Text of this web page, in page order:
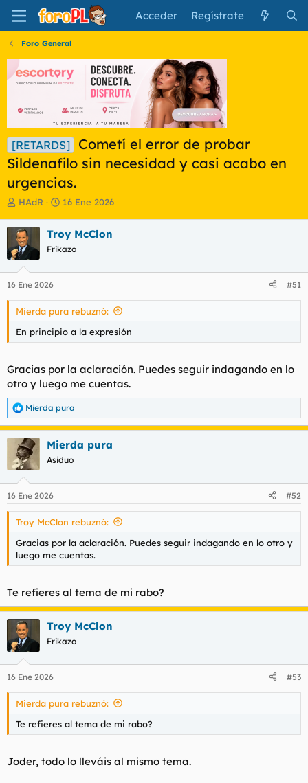
Acceder Regístrate
Foro General
[RETARDS]
Cometí el error de probar
Sildenafilo sin necesidad y casi acabo en
urgencias.
I
i
c
i
a
d
o
r
d
l
m
a
HAdR
F
h
a
e
n
i
i
16 Ene 2026
Troy McClon
Frikazo
16 Ene 2026 #51
Mierda pura rebuznó:
En principio a la expresión
Gracias por la aclaración. Puedes seguir indagando en lo
otro y luego me cuentas.
R
e
a
i
e
s
Mierda pura
Mierda pura
Asiduo
16 Ene 2026 #52
Troy McClon rebuznó:
Gracias por la aclaración. Puedes seguir indagando en lo otro y
luego me cuentas.
Te refieres al tema de mi rabo?
Troy McClon
Frikazo
16 Ene 2026 #53
Mierda pura rebuznó:
Te refieres al tema de mi rabo?
Joder, todo lo lleváis al mismo tema.